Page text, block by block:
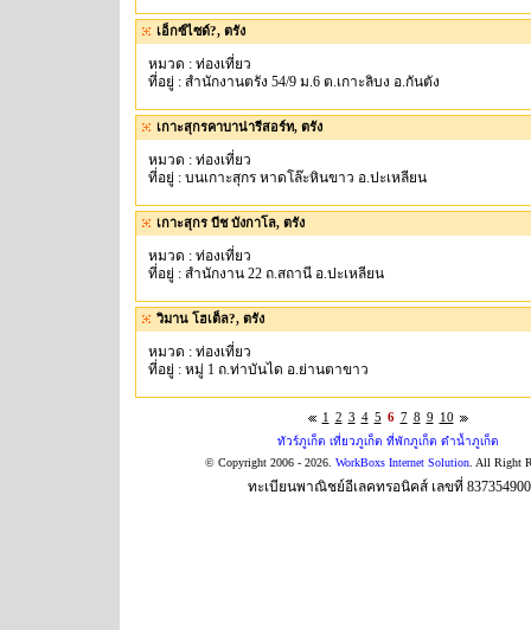
เอ็กซ์ไซด์?, ตรัง
หมวด : ท่องเที่ยว
ที่อยู่ : สำนักงานตรัง 54/9 ม.6 ต.เกาะลิบง อ.กันตัง
เกาะสุกรคาบาน่ารีสอร์ท, ตรัง
หมวด : ท่องเที่ยว
ที่อยู่ : บนเกาะสุกร หาดโล๊ะหินขาว อ.ปะเหลียน
เกาะสุกร บีช บังกาโล, ตรัง
หมวด : ท่องเที่ยว
ที่อยู่ : สำนักงาน 22 ถ.สถานี อ.ปะเหลียน
วิมาน โฮเต็ล?, ตรัง
หมวด : ท่องเที่ยว
ที่อยู่ : หมู่ 1 ถ.ท่าบันได อ.ย่านตาขาว
1 2 3 4 5 6 7 8 9 10
ทัวร์ภูเก็ต เที่ยวภูเก็ต ที่พักภูเก็ต ดำน้ำภูเก็ต
© Copyright 2006 - 2026. WorkBoxs Internet Solution. All Right
ทะเบียนพาณิชย์อีเลคทรอนิคส์ เลขที่